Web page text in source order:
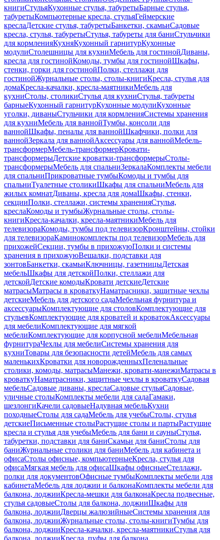
книгиСтульяКухонные стулья, табуретыБарные стулья,
табуретыКомпьютерные кресла, стульяГеймерские
креслаДетские стулья, табуретыБанкетки, скамьиСадовые
кресла, стулья, табуретыСтулья, табуреты для баниСтульчики
для кормленияКухняКухонный гарнитурКухонные
модулиСтолешницы для кухниМебель для гостинойДиваны,
кресла для гостинойКомоды, тумбы для гостинойШкафы,
стенки, горки для гостинойПолки, стеллажи для
гостинойЖурнальные столы, столы-книгиКресла, стулья для
домаКресла-качалки, кресла-маятникиМебель для
кухниСтолы, столикиСтулья для кухниСтулья, табуреты
барныеКухонный гарнитурКухонные модулиКухонные
уголки, диваныСтульчики для кормленияСистемы хранения
для кухниМебель для ваннойТумбы, консоли для
ваннойШкафы, пеналы для ваннойШкафчики, полки для
ваннойЗеркала для ваннойАксессуары для ваннойМебель-
трансформерМебель-трансформерКровати-
трансформерыДетские кроватки-трансформерыСтолы-
трансформерыМебель для спальниЗеркалаКомплекты мебели
для спальниПрикроватные тумбыКомоды и тумбы для
спальниТуалетные столикиШкафы для спальниМебель для
жилых комнатДиваны, кресла для домаШкафы, стенки,
секцииПолки, стеллажи, системы храненияСтулья,
креслаКомоды и тумбыЖурнальные столы, столы-
книгиКресла-качалки, кресла-маятникиМебель для
телевизораКомоды, тумбы под телевизорКронштейны, стойки
для телевизораКаминокомплекты под телевизорМебель для
прихожейСекции, тумбы в прихожуюПолки и системы
хранения в прихожуюВешалки, подставки для
зонтовБанкетки, скамьиКлючницы, газетницыДетская
мебельШкафы для детскойПолки, стеллажи для
детскойДетские комодыКровати детскиеДетские
матрасыМатрасы в кроваткуНаматрасники, защитные чехлы
детскиеМебель для детского садаМебельная фурнитура и
аксессуарыКомплектующие для столовКомплектующие для
стульевКомплектующие для кроватей и кроватокАксессуары
для мебелиКомплектующие для мягкой
мебелиКомплектующие для корпусной мебелиМебельная
фурнитураЧехлы для мебелиСистемы хранения для
кухниТовары для безопасности детейМебель для самых
маленькихКроватки для новорожденныхПеленальные
столики, комоды, матрасыМанежи, кровати-манежиМатрасы в
кроваткуНаматрасники, защитные чехлы в кроваткуСадовая
мебельСадовые диваны, креслаСадовые стульяСадовые,
уличные столыКомплекты мебели для садаГамаки,
шезлонгиКачели садовыеНадувная мебельКухни
походныеСтолы для садаМебель для учебыСтолы, стулья
детскиеПисьменные столыРастущие столы и партыРастущие
кресла и стулья для учебыМебель для бани и сауныСтулья,
табуретки, подставки для баниСкамьи для баниСтолы для
баниЖурнальные столики для баниМебель для кабинета и
офисаСтолы офисные, компьютерныеКресла, стулья для
офисаМягкая мебель для офисаШкафы офисныеСтеллажи,
полки для документовОфисные тумбыКомплекты мебели для
кабинетаМебель для лоджии и балконаКомплекты мебели для
балкона, лоджииКресла-мешки для балконаКресла подвесные,
стулья садовыеСтолы для балкона, лоджииШкафы для
балкона, лоджииДверцы жалюзийныеСистемы хранения для
балкона, лоджииЖурнальные столы, столы-книгиТумбы для
балкона, лоджииКресла-качалки, кресла-маятникиСтулья для
балкона, лоджииКресла, пуфы для балкона,